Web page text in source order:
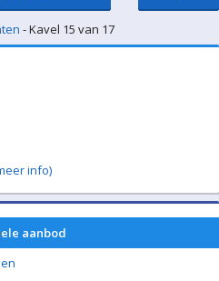
- Kavel 15 van 17
info)
aanbod